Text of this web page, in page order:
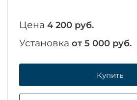
Цена 4 200 руб.
Установка от 5 000 руб.
Купить